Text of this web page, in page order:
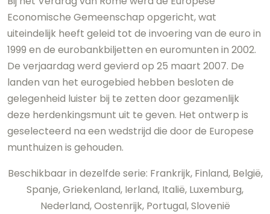
Economische Gemeenschap opgericht, wat
uiteindelijk heeft geleid tot de invoering van de euro in
1999 en de eurobankbiljetten en euromunten in 2002.
De verjaardag werd gevierd op 25 maart 2007. De
landen van het eurogebied hebben besloten de
gelegenheid luister bij te zetten door gezamenlijk
deze herdenkingsmunt uit te geven. Het ontwerp is
geselecteerd na een wedstrijd die door de Europese
munthuizen is gehouden.
Beschikbaar in dezelfde serie: Frankrijk, Finland, België,
Spanje, Griekenland, Ierland, Italië, Luxemburg,
Nederland, Oostenrijk, Portugal, Slovenië